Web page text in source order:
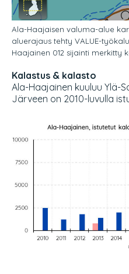
Ala-Haajaisen valuma-alue
aluerajaus tehty VALUE-
Haajainen 012 sijainti merkitty
Kalastus & kalasto
Ala-Haajainen kuuluu Ylä-
Järveen on 2010-luvulla